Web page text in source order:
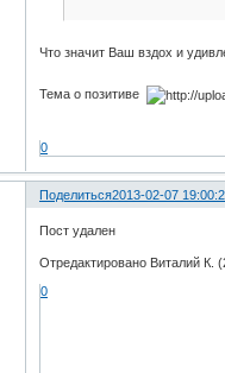
Что значит Ваш вздох и
Тема о позитиве
0
Поделиться2013-02-07
Пост удален
Отредактировано Виталий К.
0